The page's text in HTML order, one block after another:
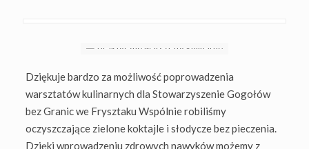
Dziękuje bardzo za możliwość poprowadzenia
warsztatów kulinarnych dla Stowarzyszenie Gogołów
bez Granic we Frysztaku Wspólnie robiliśmy
oczyszczające zielone koktajle i słodycze bez pieczenia.
Dzięki wprowadzeniu zdrowych nawyków możemy z